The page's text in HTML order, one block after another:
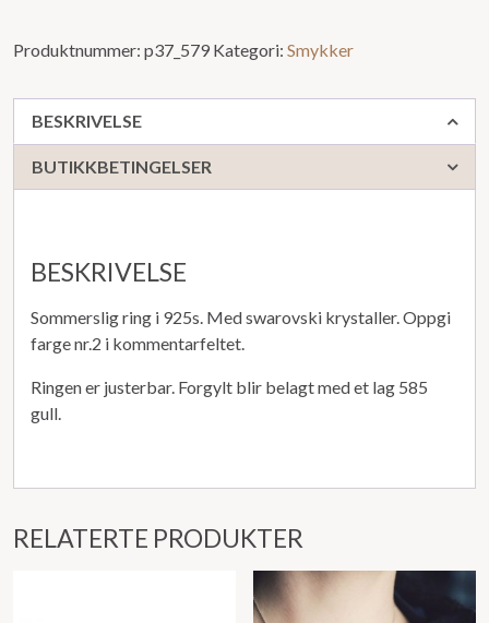
Produktnummer: p37_579 Kategori: Smykker
BESKRIVELSE
BUTIKKBETINGELSER
BESKRIVELSE
Sommerslig ring i 925s. Med swarovski krystaller. Oppgi
farge nr.2 i kommentarfeltet.
Ringen er justerbar. Forgylt blir belagt med et lag 585
gull.
RELATERTE PRODUKTER